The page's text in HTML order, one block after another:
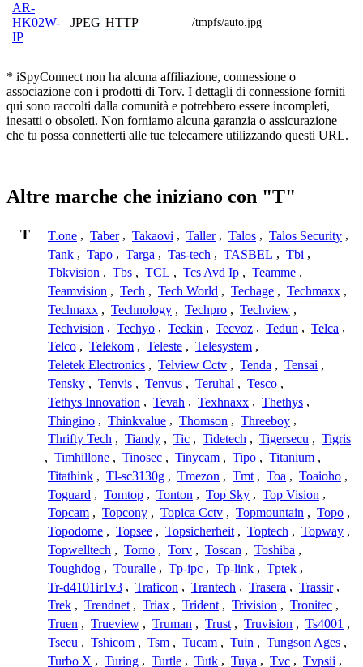
AR-
HK02W-
IP
JPEG HTTP /tmpfs/auto.jpg
* iSpyConnect non ha alcuna affiliazione, connessione o
associazione con i prodotti di Torv. I dettagli di connessione forniti
qui sono raccolti dalla comunità e potrebbero essere incompleti,
inesatti o obsoleti. Non forniamo alcuna garanzia o assicurazione
che tu possa connetterti alle tue telecamere utilizzando questi URL.
Altre marche che iniziano con "T"
T T.one , Taber , Takaovi , Taller , Talos , Talos Security ,
Tank , Tapo , Targa , Tas-tech , TASBEL , Tbi ,
Tbkvision , Tbs , TCL , Tcs Avd Ip , Teamme ,
Teamvision , Tech , Tech World , Techage , Techmaxx ,
Technaxx , Technology , Techpro , Techview ,
Techvision , Techyo , Teckin , Tecvoz , Tedun , Telca ,
Telco , Telekom , Teleste , Telesystem ,
Teletek Electronics , Telview Cctv , Tenda , Tensai ,
Tensky , Tenvis , Tenvus , Teruhal , Tesco ,
Tethys Innovation , Tevah , Texhnaxx , Thethys ,
Thingino , Thinkvalue , Thomson , Threeboy ,
Thrifty Tech , Tiandy , Tic , Tidetech , Tigersecu , Tigris
, Timhillone , Tinosec , Tinycam , Tipo , Titanium ,
Titathink , Tl-sc3130g , Tmezon , Tmt , Toa , Toaioho ,
Toguard , Tomtop , Tonton , Top Sky , Top Vision ,
Topcam , Topcony , Topica Cctv , Topmountain , Topo ,
Topodome , Topsee , Topsicherheit , Toptech , Topway ,
Topwelltech , Torno , Torv , Toscan , Toshiba ,
Toughdog , Touralle , Tp-ipc , Tp-link , Tptek ,
Tr-d4101ir1v3 , Traficon , Trantech , Trasera , Trassir ,
Trek , Trendnet , Triax , Trident , Trivision , Tronitec ,
Truen , Trueview , Truman , Trust , Truvision , Ts4001 ,
Tseeu , Tshicom , Tsm , Tucam , Tuin , Tungson Ages ,
Turbo X , Turing , Turtle , Tutk , Tuya , Tvc , Tvpsii ,